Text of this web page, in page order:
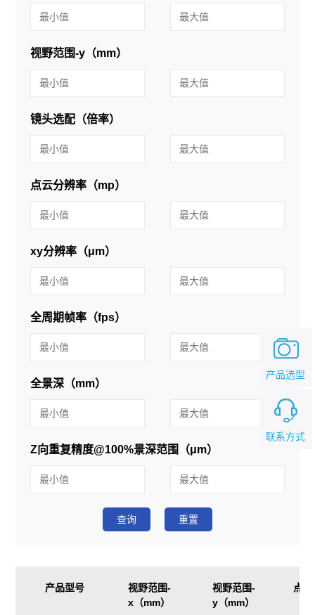
视野范围-y（mm）
镜头选配（倍率）
点云分辨率（mp）
xy分辨率（μm）
全周期帧率（fps）
全景深（mm）
Z向重复精度@100%景深范围（μm）
查询 重置
产品型号
视野范围-
x（mm）
视野范围-
y（mm）
点
联系方式
产品选型